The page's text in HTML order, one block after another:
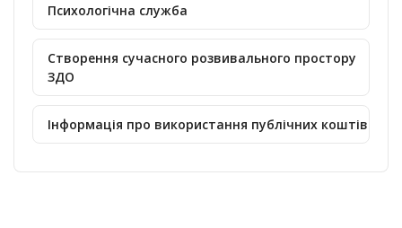
Психологічна служба
Створення сучасного розвивального простору
ЗДО
Інформація про використання публічних коштів